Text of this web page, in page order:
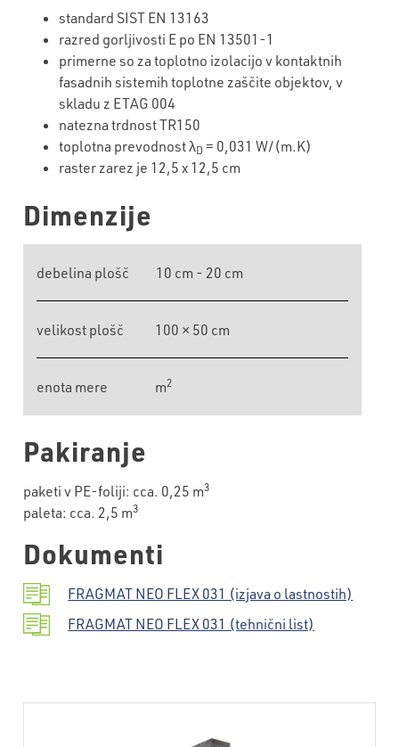
standard SIST EN 13163
razred gorljivosti E po EN 13501-1
primerne so za toplotno izolacijo v kontaktnih
fasadnih sistemih toplotne zaščite objektov, v
skladu z ETAG 004
natezna trdnost TR150
toplotna prevodnost λD = 0,031 W/(m.K)
raster zarez je 12,5 x 12,5 cm
Dimenzije
debelina plošč 10 cm - 20 cm
velikost plošč 100 × 50 cm
enota mere m2
Pakiranje
paketi v PE-foliji: cca. 0,25 m3
paleta: cca. 2,5 m3
Dokumenti
FRAGMAT NEO FLEX 031 (izjava o lastnostih)
FRAGMAT NEO FLEX 031 (tehnični list)